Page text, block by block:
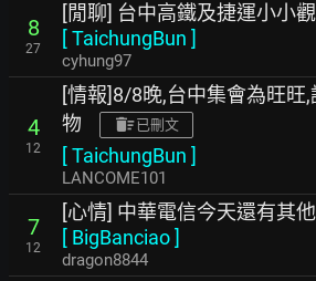
8
27
[閒聊] 台中高鐵及捷運小小
[TaichungBun ]
cyhung97
4
12
[情報]8/8晚,台中集會為旺旺
物
已刪文
[TaichungBun ]
LANCOME101
7
12
[心情] 中華電信今天還有其
[ BigBanciao]
dragon8844